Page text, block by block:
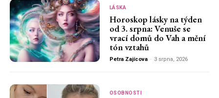
LÁSKA
Horoskop lásky na týden
od 3. srpna: Venuše se
vrací domů do Vah a mění
tón vztahů
Petra Zajícova - 3 srpna, 2026
OSOBNOSTI